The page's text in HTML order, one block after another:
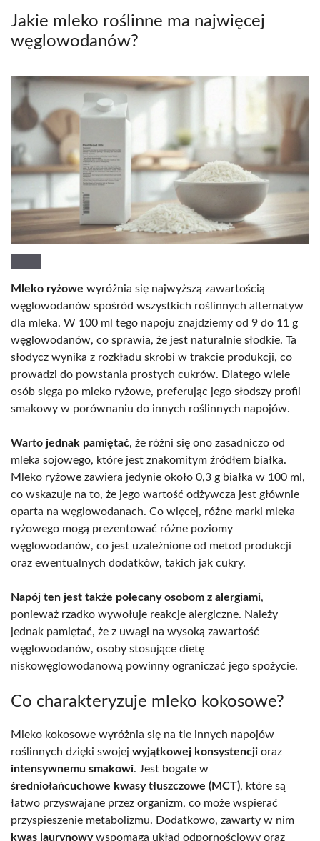
Jakie mleko roślinne ma najwięcej
węglowodanów?
Mleko ryżowe wyróżnia się najwyższą zawartością
węglowodanów spośród wszystkich roślinnych alternatyw
dla mleka. W 100 ml tego napoju znajdziemy od 9 do 11 g
węglowodanów, co sprawia, że jest naturalnie słodkie. Ta
słodycz wynika z rozkładu skrobi w trakcie produkcji, co
prowadzi do powstania prostych cukrów. Dlatego wiele
osób sięga po mleko ryżowe, preferując jego słodszy profil
smakowy w porównaniu do innych roślinnych napojów.
Warto jednak pamiętać, że różni się ono zasadniczo od
mleka sojowego, które jest znakomitym źródłem białka.
Mleko ryżowe zawiera jedynie około 0,3 g białka w 100 ml,
co wskazuje na to, że jego wartość odżywcza jest głównie
oparta na węglowodanach. Co więcej, różne marki mleka
ryżowego mogą prezentować różne poziomy
węglowodanów, co jest uzależnione od metod produkcji
oraz ewentualnych dodatków, takich jak cukry.
Napój ten jest także polecany osobom z alergiami,
ponieważ rzadko wywołuje reakcje alergiczne. Należy
jednak pamiętać, że z uwagi na wysoką zawartość
węglowodanów, osoby stosujące dietę
niskowęglowodanową powinny ograniczać jego spożycie.
Co charakteryzuje mleko kokosowe?
Mleko kokosowe wyróżnia się na tle innych napojów
roślinnych dzięki swojej wyjątkowej konsystencji oraz
intensywnemu smakowi. Jest bogate w
średniołańcuchowe kwasy tłuszczowe (MCT), które są
łatwo przyswajane przez organizm, co może wspierać
przyspieszenie metabolizmu. Dodatkowo, zawarty w nim
kwas laurynowywspomaga układ odpornościowy oraz